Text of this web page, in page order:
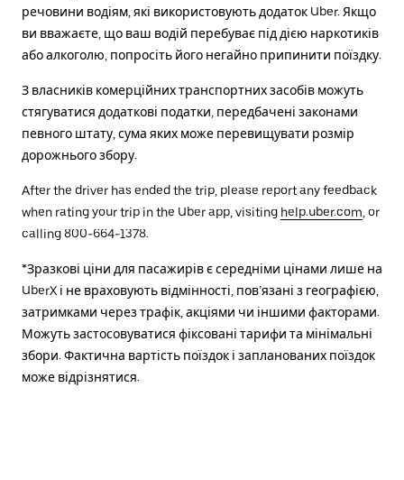
речовини водіям, які використовують додаток Uber. Якщо
ви вважаєте, що ваш водій перебуває під дією наркотиків
або алкоголю, попросіть його негайно припинити поїздку.
З власників комерційних транспортних засобів можуть
стягуватися додаткові податки, передбачені законами
певного штату, сума яких може перевищувати розмір
дорожнього збору.
After the driver has ended the trip, please report any feedback
when rating your trip in the Uber app, visiting help.uber.com , or
calling 800-664-1378.
*Зразкові ціни для пасажирів є середніми цінами лише на
UberX і не враховують відмінності, пов’язані з географією,
затримками через трафік, акціями чи іншими факторами.
Можуть застосовуватися фіксовані тарифи та мінімальні
збори. Фактична вартість поїздок і запланованих поїздок
може відрізнятися.